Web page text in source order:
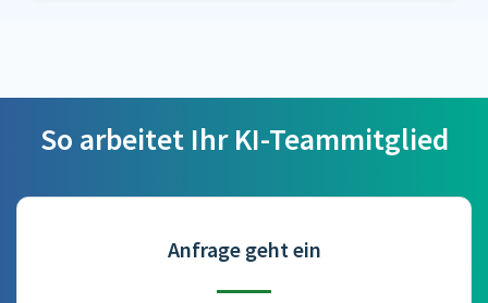
So arbeitet Ihr KI-Teammitglied
Anfrage geht ein